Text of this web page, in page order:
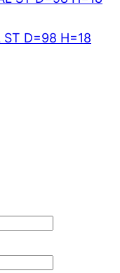
D=98 H=18